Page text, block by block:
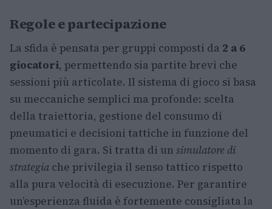
Regole e partecipazione
La sfida è pensata per gruppi composti da 2 a 6
giocatori, permettendo sia partite brevi che
sessioni più articolate. Il sistema di gioco si basa
su meccaniche semplici ma profonde: scelta
della traiettoria, gestione del consumo di
pneumatici e decisioni tattiche in funzione del
momento di gara. Si tratta di un simulatore di
strategia che privilegia il senso tattico rispetto
alla pura velocità di esecuzione. Per garantire
un’esperienza fluida è fortemente consigliata la